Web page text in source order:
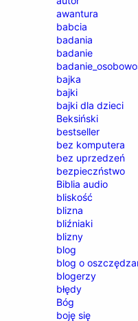
awantura
babcia
badania
badanie
bajka
bajki
bajki dla dzieci
Beksiński
bestseller
bez komputera
bez uprzedzeń
bezpieczństwo
Biblia audio
bliskość
blizna
bliźniaki
blizny
blog
blog o
blogerzy
błędy
Bóg
boję się